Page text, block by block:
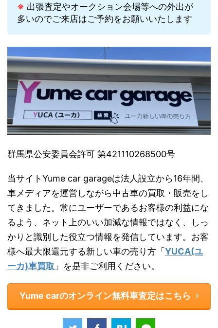
※ 出張査定やオークション会場等への外出が
多いのでご来店はご予約をお願いいたします
群馬県公安委員会許可 第421110268500号
当サイトYume car garageは法人設立から16年間、
車メディアを運営しながら中古車の買取・販売をし
てきました。常にユーザーであるお客様の利益にな
るよう、ネット上のいい加減な情報ではなく、しっ
かりと識別した役立つ情報を発信しています。お客
様へ最大限還元する新しい車の売り方「 YUCA(ユ
ーカ)車買取 」を是非ご利用ください。
Yume carのオンライン無料車査定はこちら